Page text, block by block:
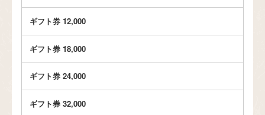
ギフト券 12,000
ギフト券 18,000
ギフト券 24,000
ギフト券 32,000